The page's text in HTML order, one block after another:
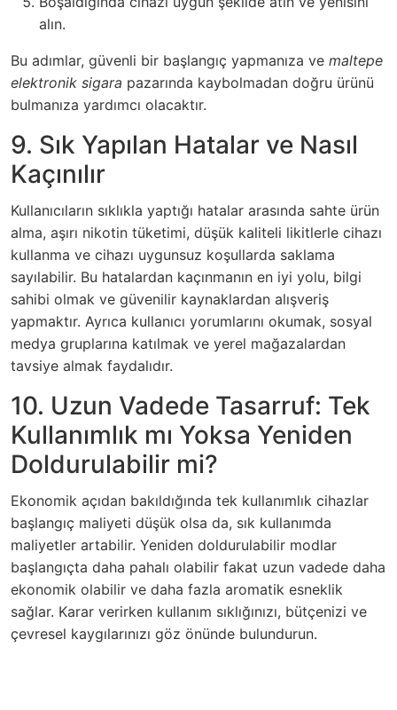
alın.
Bu adımlar, güvenli bir başlangıç yapmanıza ve maltepe
elektronik sigara pazarında kaybolmadan doğru ürünü
bulmanıza yardımcı olacaktır.
9. Sık Yapılan Hatalar ve Nasıl
Kaçınılır
Kullanıcıların sıklıkla yaptığı hatalar arasında sahte ürün
alma, aşırı nikotin tüketimi, düşük kaliteli likitlerle cihazı
kullanma ve cihazı uygunsuz koşullarda saklama
sayılabilir. Bu hatalardan kaçınmanın en iyi yolu, bilgi
sahibi olmak ve güvenilir kaynaklardan alışveriş
yapmaktır. Ayrıca kullanıcı yorumlarını okumak, sosyal
medya gruplarına katılmak ve yerel mağazalardan
tavsiye almak faydalıdır.
10. Uzun Vadede Tasarruf: Tek
Kullanımlık mı Yoksa Yeniden
Doldurulabilir mi?
Ekonomik açıdan bakıldığında tek kullanımlık cihazlar
başlangıç maliyeti düşük olsa da, sık kullanımda
maliyetler artabilir. Yeniden doldurulabilir modlar
başlangıçta daha pahalı olabilir fakat uzun vadede daha
ekonomik olabilir ve daha fazla aromatik esneklik
sağlar. Karar verirken kullanım sıklığınızı, bütçenizi ve
çevresel kaygılarınızı göz önünde bulundurun.